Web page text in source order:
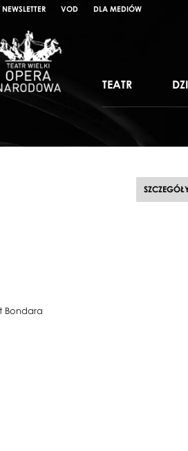
NEWSLETTER VOD DLA MEDIÓW
TEATR
Bondara